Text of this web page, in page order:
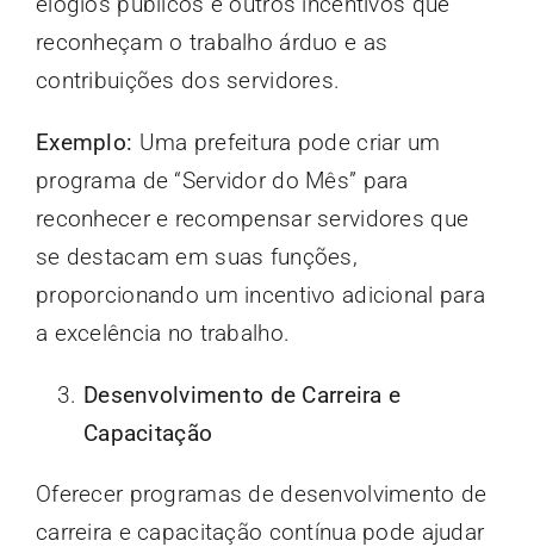
reconheçam o trabalho árduo e as
contribuições dos servidores.
Exemplo: Uma prefeitura pode criar um
programa de “Servidor do Mês” para
reconhecer e recompensar servidores que
se destacam em suas funções,
proporcionando um incentivo adicional para
a excelência no trabalho.
Desenvolvimento de Carreira e
Capacitação
Oferecer programas de desenvolvimento de
carreira e capacitação contínua pode ajudar